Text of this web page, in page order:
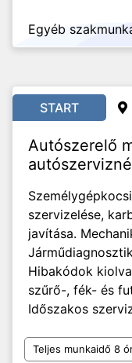
Egyéb
START
Autószerelő
szervizelése,
javítása.
Hibakódok
szűrő-, fék- és
Időszakos
Teljes munkaidő 8